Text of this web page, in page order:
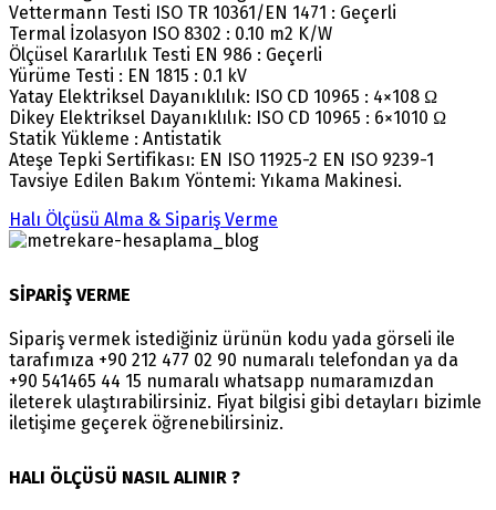
Vettermann Testi ISO TR 10361/EN 1471 : Geçerli
Termal İzolasyon ISO 8302 : 0.10 m2 K/W
Ölçüsel Kararlılık Testi EN 986 : Geçerli
Yürüme Testi : EN 1815 : 0.1 kV
Yatay Elektriksel Dayanıklılık: ISO CD 10965 : 4×108 Ω
Dikey Elektriksel Dayanıklılık: ISO CD 10965 : 6×1010 Ω
Statik Yükleme : Antistatik
Ateşe Tepki Sertifikası: EN ISO 11925-2 EN ISO 9239-1
Tavsiye Edilen Bakım Yöntemi: Yıkama Makinesi.
Halı Ölçüsü Alma & Sipariş Verme
SİPARİŞ VERME
Sipariş vermek istediğiniz ürünün kodu yada görseli ile
tarafımıza +90 212 477 02 90 numaralı telefondan ya da
+90 541465 44 15 numaralı whatsapp numaramızdan
ileterek ulaştırabilirsiniz. Fiyat bilgisi gibi detayları bizimle
iletişime geçerek öğrenebilirsiniz.
HALI ÖLÇÜSÜ NASIL ALINIR ?